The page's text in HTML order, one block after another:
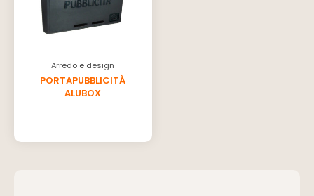
Arredo e design
PORTAPUBBLICITÀ
ALUBOX